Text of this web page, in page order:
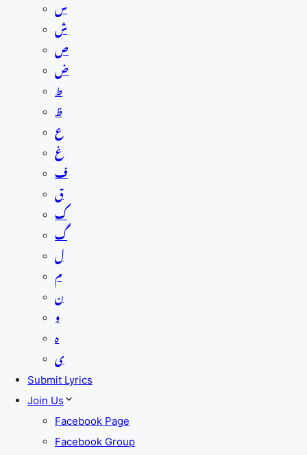
س
ش
ص
ض
ط
ظ
ع
غ
ف
ق
ک
گ
ل
م
ن
و
ہ
ی
Submit Lyrics
Join Us
Facebook Page
Facebook Group